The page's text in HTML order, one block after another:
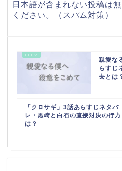
日本語が含まれない投稿は
ください。（スパム対策）
親愛な
らすじ
去とは
「クロサギ」3話あらすじネタバ
レ・黒崎と白石の直接対決の行方
は？